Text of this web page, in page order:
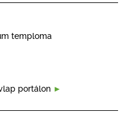
temploma
portálon